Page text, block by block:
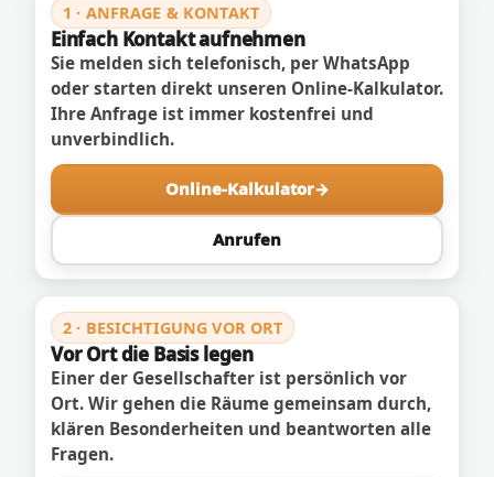
1 · ANFRAGE & KONTAKT
Einfach Kontakt aufnehmen
Sie melden sich telefonisch, per WhatsApp
oder starten direkt unseren Online-Kalkulator.
Ihre Anfrage ist immer kostenfrei und
unverbindlich.
Online-Kalkulator
Anrufen
2 · BESICHTIGUNG VOR ORT
Vor Ort die Basis legen
Einer der Gesellschafter ist persönlich vor
Ort. Wir gehen die Räume gemeinsam durch,
klären Besonderheiten und beantworten alle
Fragen.